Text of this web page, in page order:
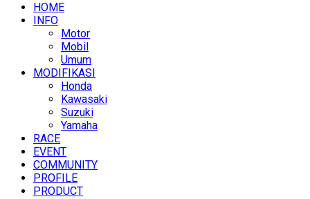
HOME
INFO
Motor
Mobil
Umum
MODIFIKASI
Honda
Kawasaki
Suzuki
Yamaha
RACE
EVENT
COMMUNITY
PROFILE
PRODUCT